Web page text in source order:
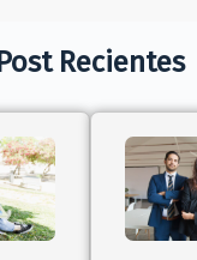
Post Recientes